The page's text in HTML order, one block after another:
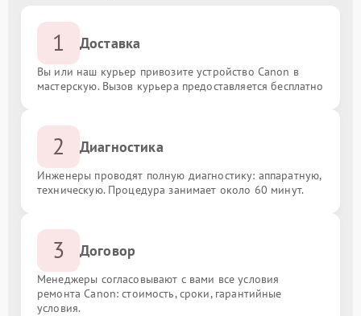
1 Доставка
Вы или наш курьер привозите устройство Canon в
мастерскую. Вызов курьера предоставляется бесплатно
2 Диагностика
Инженеры проводят полную диагностику: аппаратную,
техническую. Процедура занимает около 60 минут.
3 Договор
Менеджеры согласовывают с вами все условия
ремонта Canon: стоимость, сроки, гарантийные
условия.